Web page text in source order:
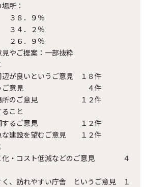
所：
８．９％
３４．２％
．９％
やご提案：一部抜粋
辺が良いというご意見 １８件
というご意見 ４件
場所のご意見 １２件
こと
に関するご意見 １２件
な建設を望むご意見 １２件
Ｘ化・コスト低減などのご意見 ４
く、訪れやすい庁舎 というご意見 １